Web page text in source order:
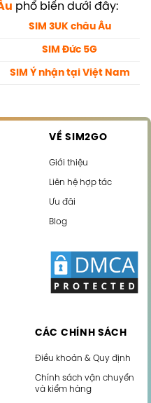
phổ biến dưới đây:
SIM 3UK châu Âu
SIM Đức 5G
SIM Ý nhận tại Việt Nam
VỀ SIM2GO
Giới thiệu
Liên hệ hợp tác
Ưu đãi
Blog
CÁC CHÍNH SÁCH
Điều khoản & Quy định
Chính sách vận chuyển
và kiểm hàng